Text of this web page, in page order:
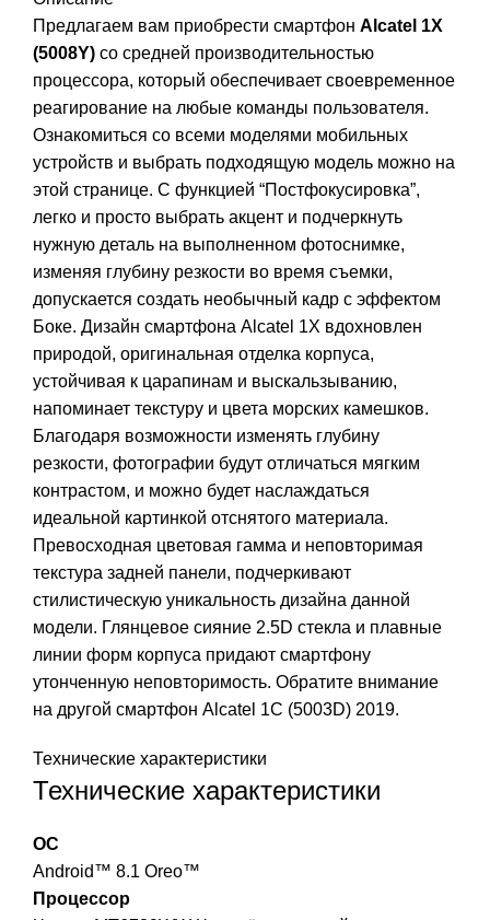
Предлагаем вам приобрести смартфон Alcatel 1X
(5008Y) со средней производительностью
процессора, который обеспечивает своевременное
реагирование на любые команды пользователя.
Ознакомиться со всеми моделями мобильных
устройств и выбрать подходящую модель можно на
этой странице. С функцией “Постфокусировка”,
легко и просто выбрать акцент и подчеркнуть
нужную деталь на выполненном фотоснимке,
изменяя глубину резкости во время съемки,
допускается создать необычный кадр с эффектом
Боке. Дизайн смартфона Alcatel 1X вдохновлен
природой, оригинальная отделка корпуса,
устойчивая к царапинам и выскальзыванию,
напоминает текстуру и цвета морских камешков.
Благодаря возможности изменять глубину
резкости, фотографии будут отличаться мягким
контрастом, и можно будет наслаждаться
идеальной картинкой отснятого материала.
Превосходная цветовая гамма и неповторимая
текстура задней панели, подчеркивают
стилистическую уникальность дизайна данной
модели. Глянцевое сияние 2.5D стекла и плавные
линии форм корпуса придают смартфону
утонченную неповторимость. Обратите внимание
на другой смартфон Alcatel 1C (5003D) 2019.
Технические характеристики
Технические характеристики
ОС
Android™ 8.1 Oreo™
Процессор